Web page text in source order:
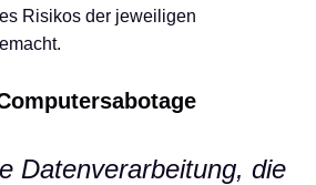
Risikos der jeweiligen
Datenverarbeitung, die